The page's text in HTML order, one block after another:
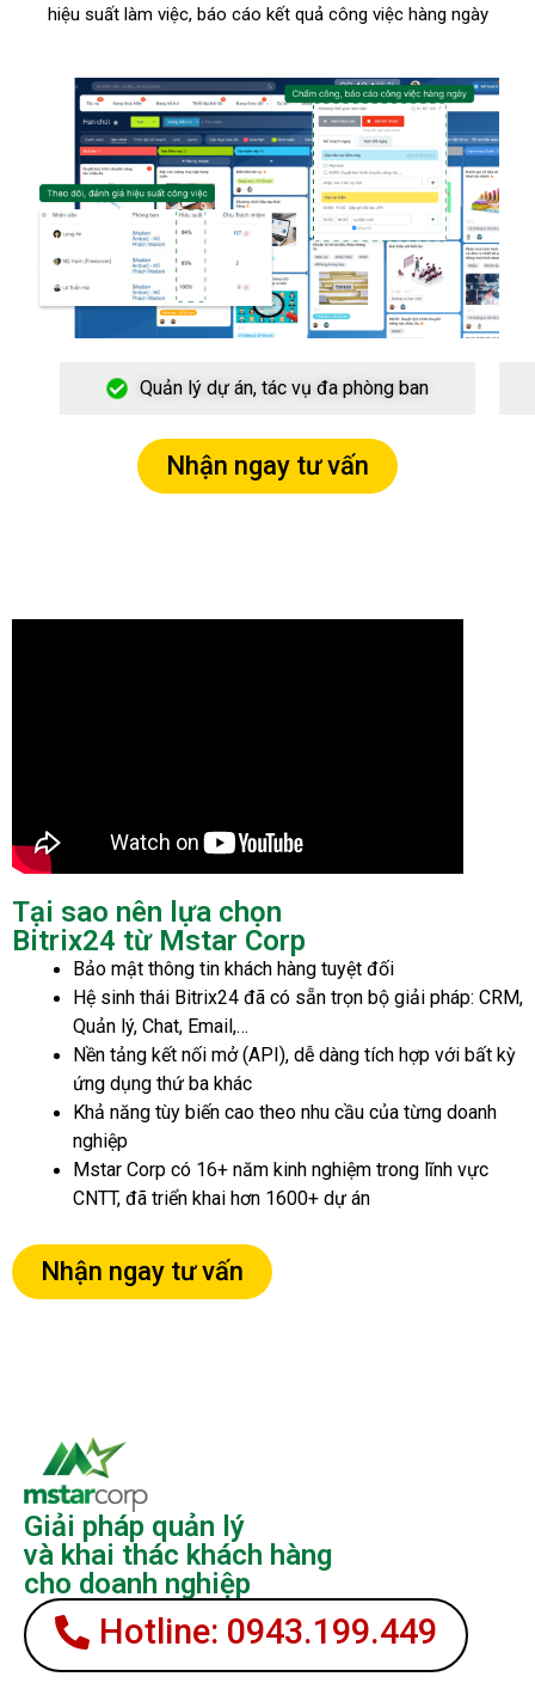
hiệu suất làm việc, báo cáo kết quả công việc hàng ngày
Quản lý dự án, tác vụ đa phòng ban
Nhận ngay tư vấn
Tại sao nên lựa chọn
Bitrix24 từ Mstar Corp
Bảo mật thông tin khách hàng tuyệt đối
Hệ sinh thái Bitrix24 đã có sẵn trọn bộ giải pháp: CRM,
Quản lý, Chat, Email,…
Nền tảng kết nối mở (API), dễ dàng tích hợp với bất kỳ
ứng dụng thứ ba khác
Khả năng tùy biến cao theo nhu cầu của từng doanh
nghiệp
Mstar Corp có 16+ năm kinh nghiệm trong lĩnh vực
CNTT, đã triển khai hơn 1600+ dự án
Nhận ngay tư vấn
Giải pháp quản lý
và khai thác khách hàng
cho doanh nghiệp
Hotline: 0943.199.449